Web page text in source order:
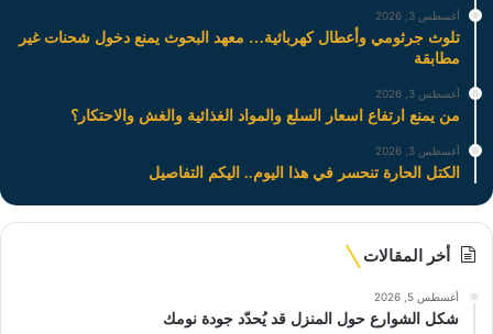
أغسطس 3, 2026
تلوث جرثومي وأعطال كهربائية… معهد البحوث يمنع دخول شحنات غير
مطابقة
أغسطس 3, 2026
من يمنع ارتفاع اسعار السلع والمواد الغذائية والغش والاحتكار؟
أغسطس 3, 2026
الكتل الحارة تنحسر في هذا اليوم.. اليكم التفاصيل
أخر المقالات
أغسطس 5, 2026
شكل الشوارع حول المنزل قد يُحدّد جودة نومك